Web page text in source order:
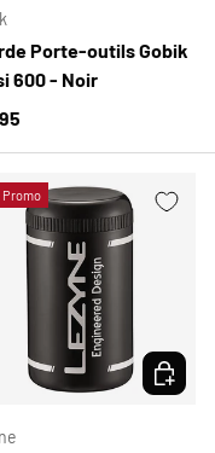
Porte-outils Gobik
600 - Noir
Promo